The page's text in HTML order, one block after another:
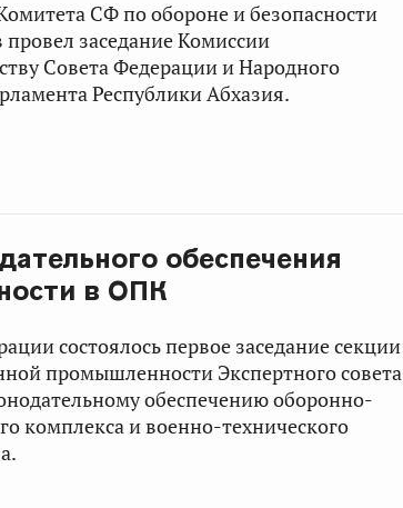
СФ по обороне и безопасности
провел заседание Комиссии
Совета Федерации и Народного
Республики Абхазия.
обеспечения
в ОПК
состоялось первое заседание секции
промышленности Экспертного совета
обеспечению оборонно-
комплекса и военно-технического